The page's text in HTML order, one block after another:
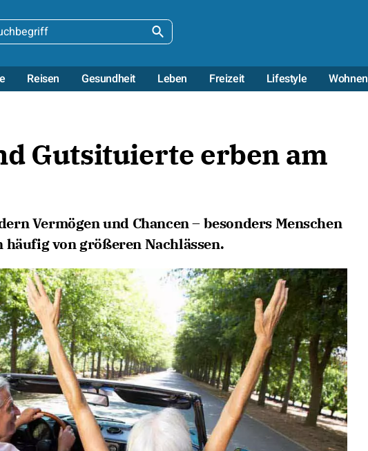
Reisen Gesundheit Leben Freizeit Lifestyle Wohnen
Gutsituierte erben am
Vermögen und Chancen – besonders Menschen
von größeren Nachlässen.